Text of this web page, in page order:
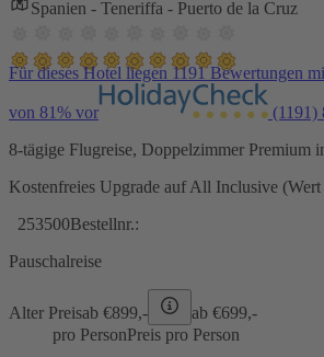
Spanien - Teneriffa - Puerto de la Cruz
Für dieses Hotel liegen 1191 Bewertungen
von 81% vor (1191)
8-tägige Flugreise, Doppelzimmer Premium
Kostenfreies Upgrade auf All Inclusive
253500Bestellnr.:
Pauschalreise
Alter Preisab €899,- ab €699,-
pro PersonPreis pro Person